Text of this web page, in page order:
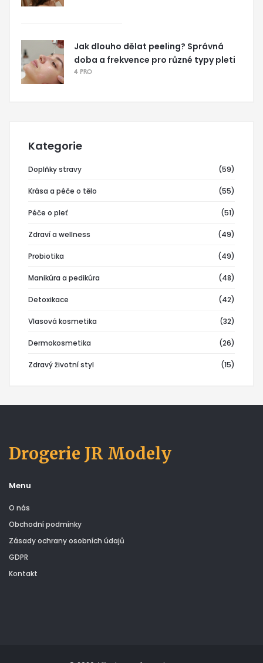
Jak dlouho dělat peeling? Správná
doba a frekvence pro různé typy pleti
4 PRO
Kategorie
Doplňky stravy (59)
Krása a péče o tělo (55)
Péče o pleť (51)
Zdraví a wellness (49)
Probiotika (49)
Manikúra a pedikúra (48)
Detoxikace (42)
Vlasová kosmetika (32)
Dermokosmetika (26)
Zdravý životní styl (15)
Drogerie JR Modely
Menu
O nás
Obchodní podmínky
Zásady ochrany osobních údajů
GDPR
Kontakt